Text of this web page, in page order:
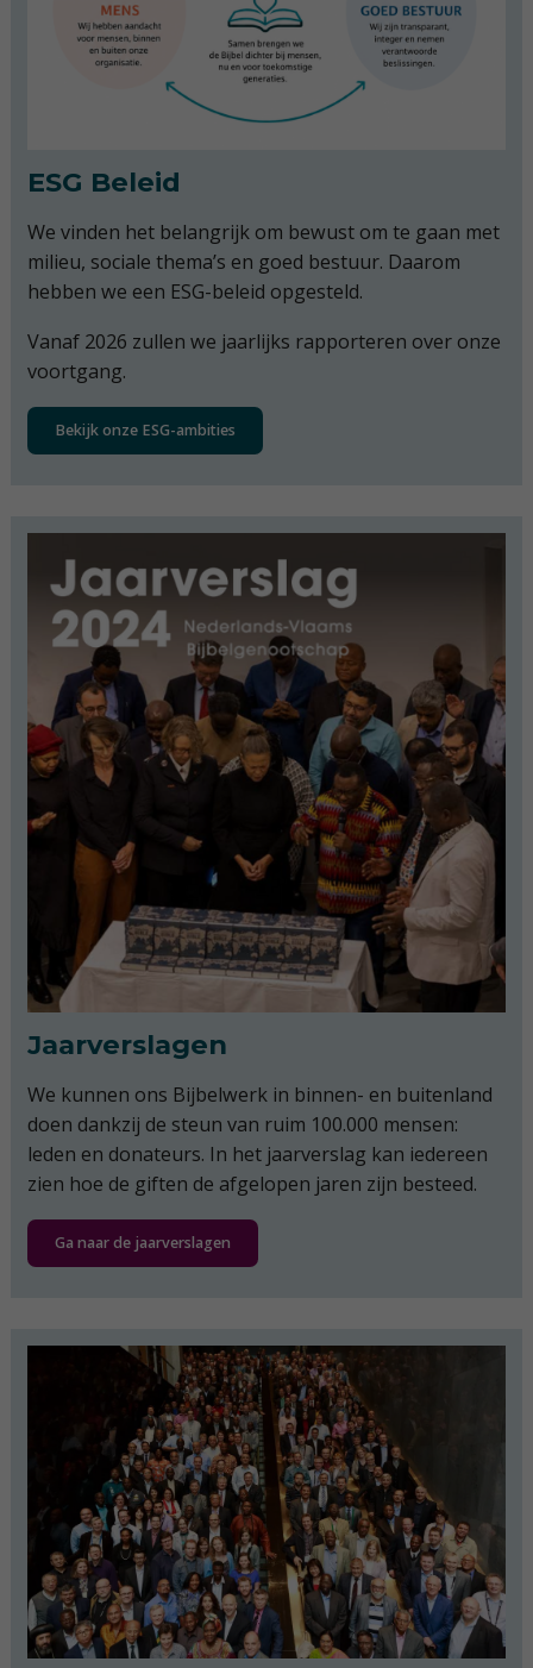
ESG Beleid
We vinden het belangrijk om bewust om te gaan met
milieu, sociale thema’s en goed bestuur. Daarom
hebben we een ESG-beleid opgesteld.
Vanaf 2026 zullen we jaarlijks rapporteren over onze
voortgang.
Bekijk onze ESG-ambities
Jaarverslagen
We kunnen ons Bijbelwerk in binnen- en buitenland
doen dankzij de steun van ruim 100.000 mensen:
leden en donateurs. In het jaarverslag kan iedereen
zien hoe de giften de afgelopen jaren zijn besteed.
Ga naar de jaarverslagen